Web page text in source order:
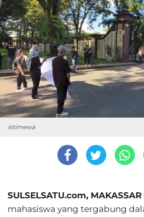
istimewa
SULSELSATU.com, MAKASSAR
mahasiswa yang tergabung